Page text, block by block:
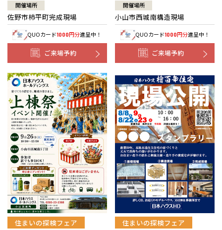
開催場所
佐野市柿平町完成現場
QUOカード1000円分進呈中！
ご来場予約
開催場所
小山市西城南構造現場
QUOカード1000円分進呈中！
ご来場予約
住まいの探検フェア 住まいの探検フェア